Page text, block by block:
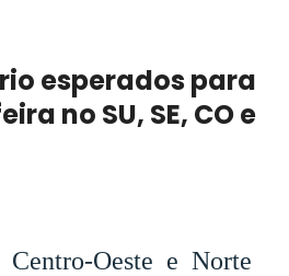
esperados para
no SU, SE, CO e
Oeste e Norte